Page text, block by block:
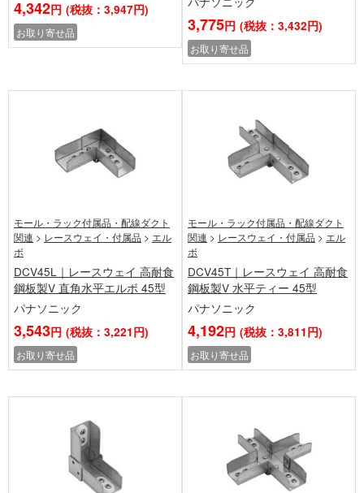
4,342円 (税抜：3,947円)
お取り寄せ品 3,775円 (税抜：3,432円)
お取り寄せ品
モール・ラック付属品・配線ダクト
関連 > レースウェイ・付属品 > エル
ボ
DCV45L｜レースウェイ 高耐食
鋼板製V 直角水平エルボ 45型
パナソニック
3,543円 (税抜：3,221円)
お取り寄せ品
モール・ラック付属品・配線ダクト
関連 > レースウェイ・付属品 > エル
ボ
DCV45T｜レースウェイ 高耐食
鋼板製V 水平ティー 45型
パナソニック
4,192円 (税抜：3,811円)
お取り寄せ品